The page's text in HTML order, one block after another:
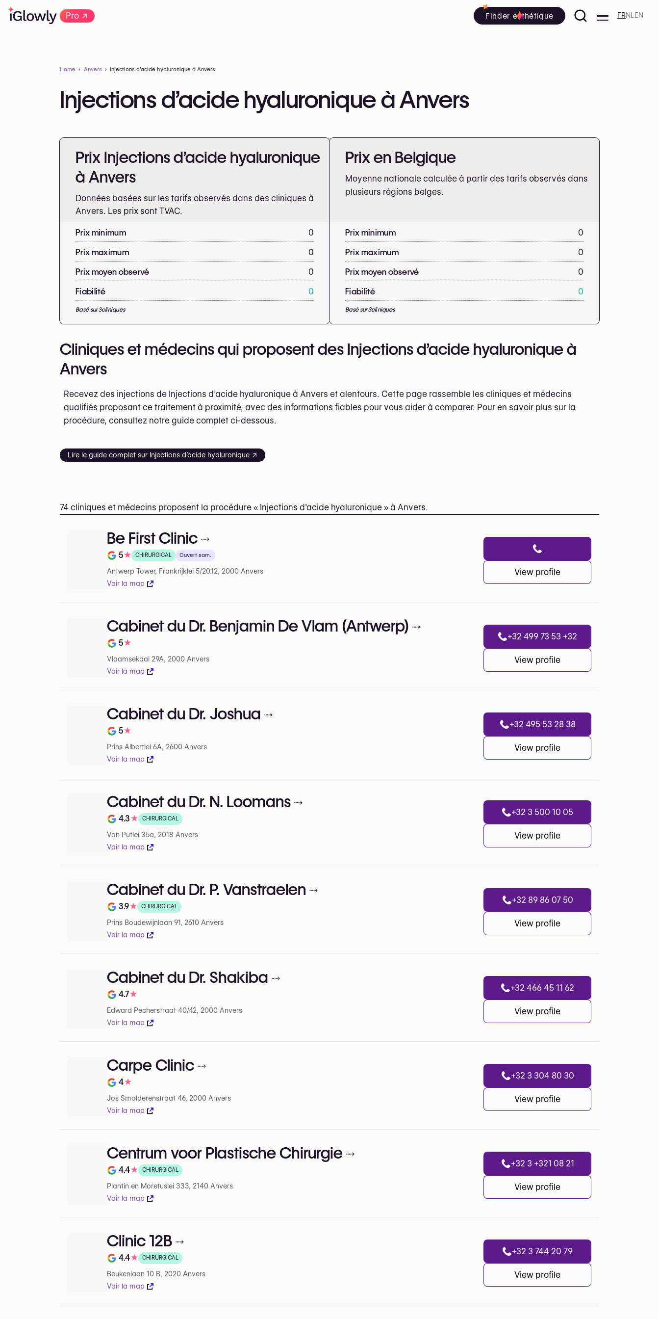
Pro→ Finder esthétique FRNL EN
Home Anvers Injections d’acide hyaluronique à Anvers
Injections d’acide hyaluronique à Anvers
Prix Injections d’acide hyaluronique
à Anvers
Données basées sur les tarifs observés dans des cliniques à
Anvers. Les prix sont TVAC.
Prix minimum
0
Prix maximum
0
Prix moyen observé
0
Fiabilité
0
Basé sur3cliniques
Prix en Belgique
Moyenne nationale calculée à partir des tarifs observés dans
plusieurs régions belges.
Prix minimum
0
Prix maximum
0
Prix moyen observé
0
Fiabilité
0
Basé sur3cliniques
Cliniques et médecins qui proposent des Injections d’acide hyaluronique à
Anvers
Recevez des injections de Injections d’acide hyaluronique à Anvers et alentours. Cette page rassemble les cliniques et médecins
qualifiés proposant ce traitement à proximité, avec des informations fiables pour vous aider à comparer. Pour en savoir plus sur la
procédure, consultez notre guide complet ci-dessous.
Lire le guide complet sur Injections d’acide hyaluronique ↗
74 cliniques et médecins proposent la procédure « Injections d’acide hyaluronique » à Anvers.
Be First Clinic
Note de sur 5 sur Google
5★ CHIRURGICAL Ouvert sam.
Antwerp Tower, Frankrijklei 5/20.12, 2000 Anvers
Voir la map
View profile
Cabinet du Dr. Benjamin De Vlam (Antwerp)
Note de sur 5 sur Google
5★
Vlaamsekaai 29A, 2000 Anvers
Voir la map
+32 499 73 53 +32
View profile
Cabinet du Dr. Joshua
Note de sur 5 sur Google
5★
Prins Albertlei 6A, 2600 Anvers
Voir la map
+32 495 53 28 38
View profile
Cabinet du Dr. N. Loomans
Note de sur 5 sur Google
4.3★ CHIRURGICAL
Van Putlei 35a, 2018 Anvers
Voir la map
+32 3 500 10 05
View profile
Cabinet du Dr. P. Vanstraelen
Note de sur 5 sur Google
3.9★ CHIRURGICAL
Prins Boudewijnlaan 91, 2610 Anvers
Voir la map
+32 89 86 07 50
View profile
Cabinet du Dr. Shakiba
Note de sur 5 sur Google
4.7★
Edward Pecherstraat 40/42, 2000 Anvers
Voir la map
+32 466 45 11 62
View profile
Carpe Clinic
Note de sur 5 sur Google
4★
Jos Smolderenstraat 46, 2000 Anvers
Voir la map
+32 3 304 80 30
View profile
Centrum voor Plastische Chirurgie
Note de sur 5 sur Google
4.4★ CHIRURGICAL
Plantin en Moretuslei 333, 2140 Anvers
Voir la map
+32 3 +321 08 21
View profile
Clinic 12B
Note de sur 5 sur Google
4.4★ CHIRURGICAL
Beukenlaan 10 B, 2020 Anvers
Voir la map
+32 3 744 20 79
View profile